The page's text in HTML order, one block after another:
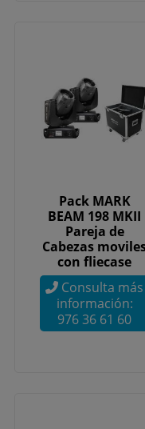
Pack MARK
BEAM 198 MKII
Pareja de
Cabezas
con fliecase
Consulta más
información:
976 36 61 60